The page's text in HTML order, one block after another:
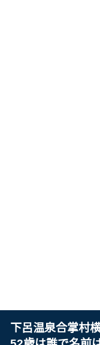
下呂温泉合掌村